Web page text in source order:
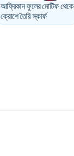
আফ্রিকান ফুলের মোটিফ থেকে
ক্রোশে তৈরি স্কার্ফ